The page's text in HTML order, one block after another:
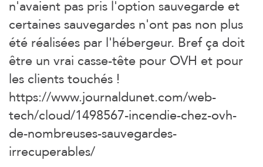
n'avaient pas pris l'option sauvegarde et
certaines sauvegardes n'ont pas non plus
été réalisées par l'hébergeur. Bref ça doit
être un vrai casse-tête pour OVH et pour
les clients touchés !
https://www.journaldunet.com/web-
tech/cloud/1498567-incendie-chez-ovh-
de-nombreuses-sauvegardes-
irrecuperables/